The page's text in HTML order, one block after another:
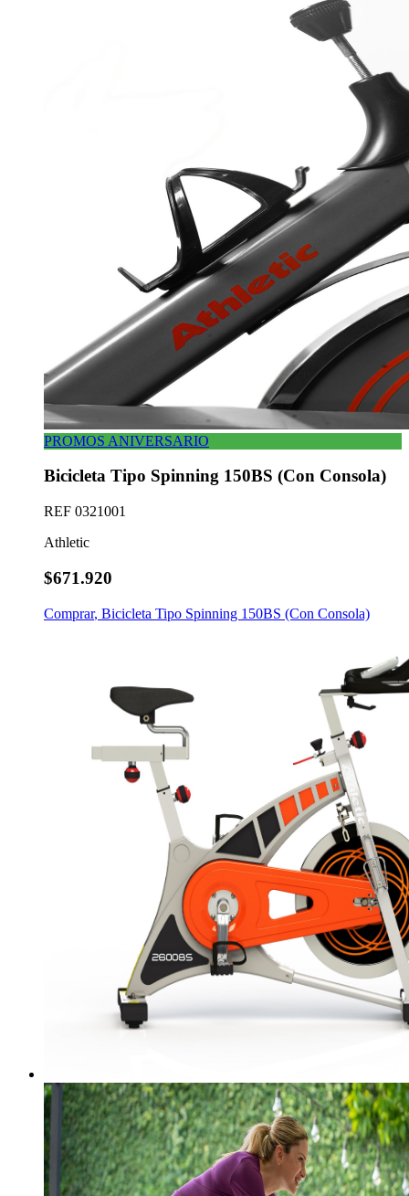
PROMOS ANIVERSARIO
Bicicleta Tipo Spinning 150BS (Con Consola)
REF 0321001
Athletic
$671.920
Comprar, Bicicleta Tipo Spinning 150BS (Con Consola)